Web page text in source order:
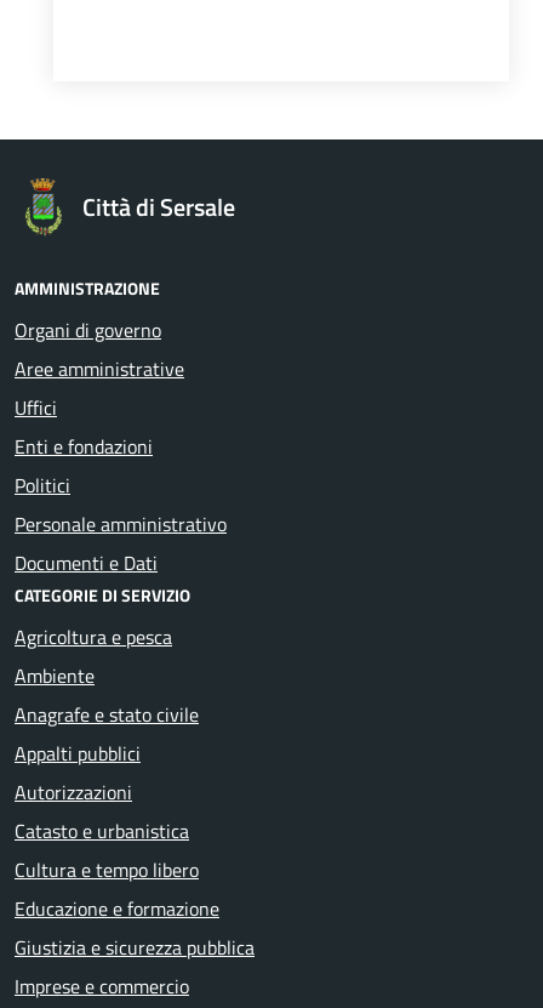
Città di Sersale
AMMINISTRAZIONE
Organi di governo
Aree amministrative
Uffici
Enti e fondazioni
Politici
Personale amministrativo
Documenti e Dati
CATEGORIE DI SERVIZIO
Agricoltura e pesca
Ambiente
Anagrafe e stato civile
Appalti pubblici
Autorizzazioni
Catasto e urbanistica
Cultura e tempo libero
Educazione e formazione
Giustizia e sicurezza pubblica
Imprese e commercio